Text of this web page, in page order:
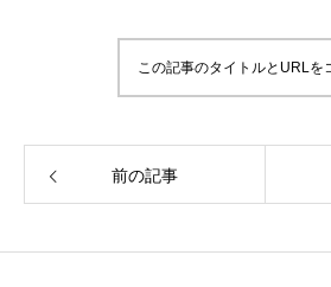
この記事のタイトルとURLを
前の記事